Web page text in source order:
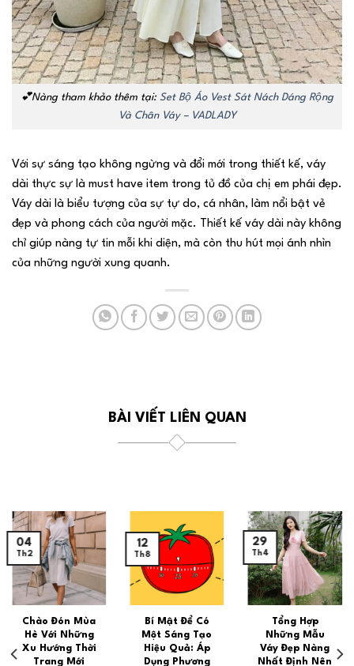
💕Nàng tham khảo thêm tại: Set Bộ Áo Vest Sát Nách Dáng Rộng
Và Chân Váy – VADLADY
Với sự sáng tạo không ngừng và đổi mới trong thiết kế, váy
dài thực sự là must have item trong tủ đồ của chị em phái đẹp.
Váy dài là biểu tượng của sự tự do, cá nhân, làm nổi bật vẻ
đẹp và phong cách của người mặc. Thiết kế váy dài này không
chỉ giúp nàng tự tin mỗi khi diện, mà còn thu hút mọi ánh nhìn
của những người xung quanh.
BÀI VIẾT LIÊN QUAN
Chào Đón Mùa
Hè Với Những
Xu Hướng Thời
Trang Mới
04
Th2
Bí Mật Để Có
Một Sáng Tạo
Hiệu Quả: Áp
Dụng Phương
12
Th8
Tổng Hợp
Những Mẫu
Váy Đẹp Nàng
Nhất Định Nên
29
Th4